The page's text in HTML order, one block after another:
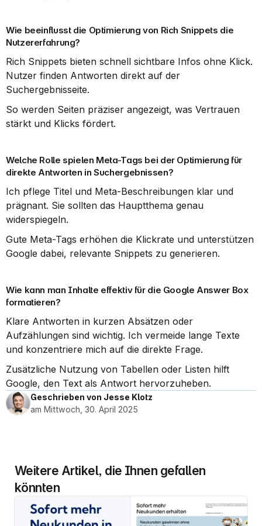
Wie beeinflusst die Optimierung von Rich Snippets die
Nutzererfahrung?
Rich Snippets bieten schnell sichtbare Infos ohne Klick.
Nutzer finden Antworten direkt auf der
Suchergebnisseite.
So werden Seiten präziser angezeigt, was Vertrauen
stärkt und Klicks fördert.
Welche Rolle spielen Meta-Tags bei der Optimierung für
direkte Antworten in Suchergebnissen?
Ich pflege Titel und Meta-Beschreibungen klar und
prägnant. Sie sollten das Hauptthema genau
widerspiegeln.
Gute Meta-Tags erhöhen die Klickrate und unterstützen
Google dabei, relevante Snippets zu generieren.
Wie kann man Inhalte effektiv für die Google Answer Box
formatieren?
Klare Antworten in kurzen Absätzen oder
Aufzählungen sind wichtig. Ich vermeide lange Texte
und konzentriere mich auf die direkte Frage.
Zusätzliche Nutzung von Tabellen oder Listen hilft
Google, den Text als Antwort hervorzuheben.
Geschrieben von Jesse Klotz
am Mittwoch, 30. April 2025
Weitere Artikel, die Ihnen gefallen
könnten